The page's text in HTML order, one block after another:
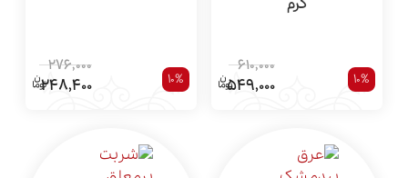
10%
610,000
549,000
10%
276,000
248,400